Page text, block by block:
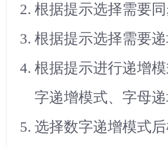
根据提示选择需要
根据提示选择需要
根据提示进行递增
字递增模式、字母递
选择数字递增模式